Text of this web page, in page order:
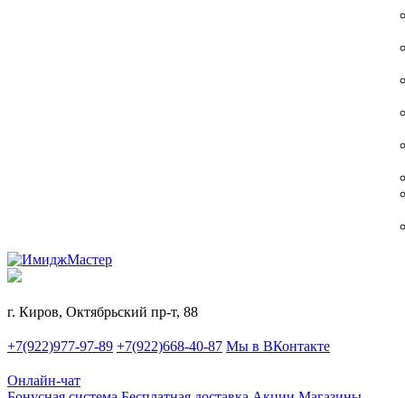
г. Киров, Октябрьский пр-т, 88
+7(922)977-97-89 +7(922)668-40-87 Мы в ВКонтакте
Онлайн-чат